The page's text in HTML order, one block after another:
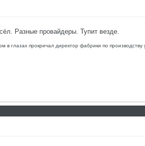
Разные провайдеры. Тупит везде.
глазах прокричал директор фабрики по производству